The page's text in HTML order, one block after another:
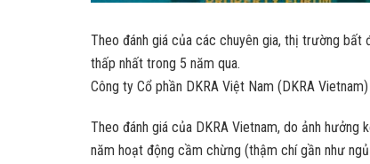
Theo đánh giá của các chuyên gia, thị trường
thấp nhất trong 5 năm qua.
Công ty Cổ phần DKRA Việt Nam (DKRA
Theo đánh giá của DKRA Vietnam, do ảnh
năm hoạt động cầm chừng (thậm chí gần như